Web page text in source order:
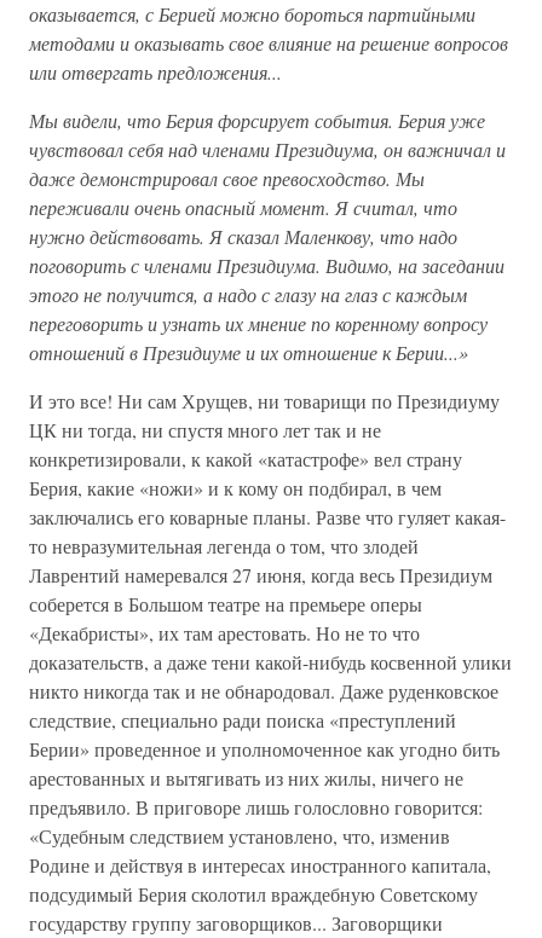
оказывается, с Берией можно бороться партийными
методами и оказывать свое влияние на решение вопросов
или отвергать предложения...
Мы видели, что Берия форсирует события. Берия уже
чувствовал себя над членами Президиума, он важничал и
даже демонстрировал свое превосходство. Мы
переживали очень опасный момент. Я считал, что
нужно действовать. Я сказал Маленкову, что надо
поговорить с членами Президиума. Видимо, на заседании
этого не получится, а надо с глазу на глаз с каждым
переговорить и узнать их мнение по коренному вопросу
отношений в Президиуме и их отношение к Берии...»
И это все! Ни сам Хрущев, ни товарищи по Президиуму
ЦК ни тогда, ни спустя много лет так и не
конкретизировали, к какой «катастрофе» вел страну
Берия, какие «ножи» и к кому он подбирал, в чем
заключались его коварные планы. Разве что гуляет какая-
то невразумительная легенда о том, что злодей
Лаврентий намеревался 27 июня, когда весь Президиум
соберется в Большом театре на премьере оперы
«Декабристы», их там арестовать. Но не то что
доказательств, а даже тени какой-нибудь косвенной улики
никто никогда так и не обнародовал. Даже руденковское
следствие, специально ради поиска «преступлений
Берии» проведенное и уполномоченное как угодно бить
арестованных и вытягивать из них жилы, ничего не
предъявило. В приговоре лишь голословно говорится:
«Судебным следствием установлено, что, изменив
Родине и действуя в интересах иностранного капитала,
подсудимый Берия сколотил враждебную Советскому
государству группу заговорщиков... Заговорщики